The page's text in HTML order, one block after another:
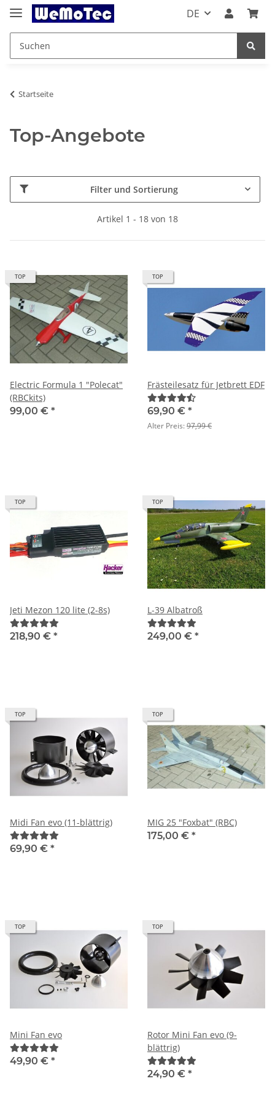
DE
Startseite
Top-Angebote
Filter und Sortierung
Artikel 1 - 18 von 18
TOP
Electric Formula 1 "Polecat"
(RBCkits)
99,00 € *
TOP
Frästeilesatz für Jetbrett EDF
69,90 € *
Alter Preis:97,99 €
TOP
Jeti Mezon 120 lite (2-8s)
218,90 € *
TOP
L-39 Albatroß
249,00 € *
TOP
Midi Fan evo (11-blättrig)
69,90 € *
TOP
MIG 25 "Foxbat" (RBC)
175,00 € *
TOP
Mini Fan evo
49,90 € *
TOP
Rotor Mini Fan evo (9-
blättrig)
24,90 € *